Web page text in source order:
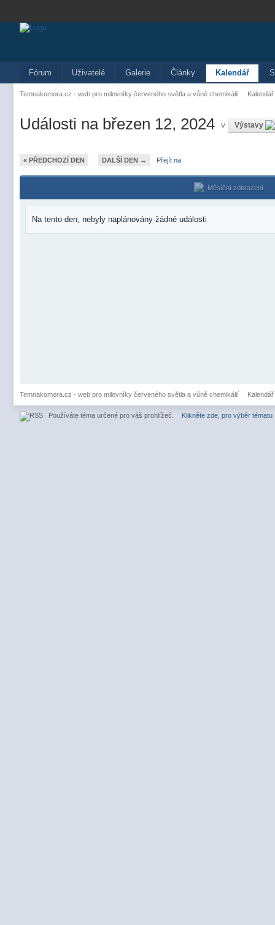
Fórum Uživatelé Galerie Články Kalendář
Temnakomora.cz - web pro milovníky červeného světla a vůně chemikálií Kalendář
Události na březen 12, 2024 v Výstavy
« PŘEDCHOZÍ DEN DALŠÍ DEN → Přejít na
Měsíční zobrazení
Na tento den, nebyly naplánovány žádné události
Temnakomora.cz - web pro milovníky červeného světla a vůně chemikálií Kalendář
Používáte téma určené pro váš prohlížeč. Klikněte zde, pro výběr tématu